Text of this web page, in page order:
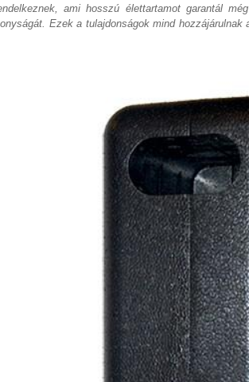
ami hosszú élettartamot garantál
Ezek a tulajdonságok mind